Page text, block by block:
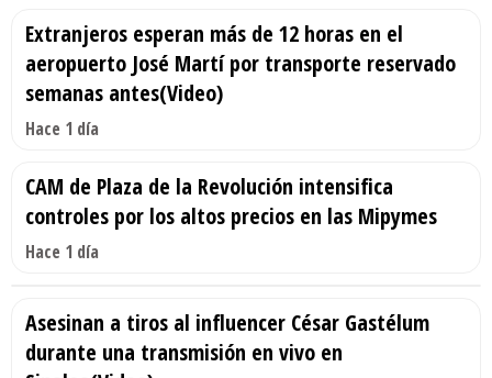
Extranjeros esperan más de 12 horas en el
aeropuerto José Martí por transporte reservado
semanas antes(Video)
Hace 1 día
CAM de Plaza de la Revolución intensifica
controles por los altos precios en las Mipymes
Hace 1 día
Asesinan a tiros al influencer César Gastélum
durante una transmisión en vivo en